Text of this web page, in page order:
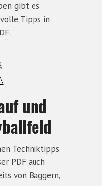
gibt es
Tipps in
und
Techniktipps
PDF auch
von Baggern,